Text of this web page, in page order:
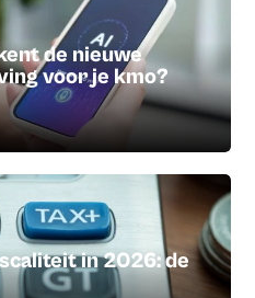
de nieuwe
voor je kmo?
in 2026: de